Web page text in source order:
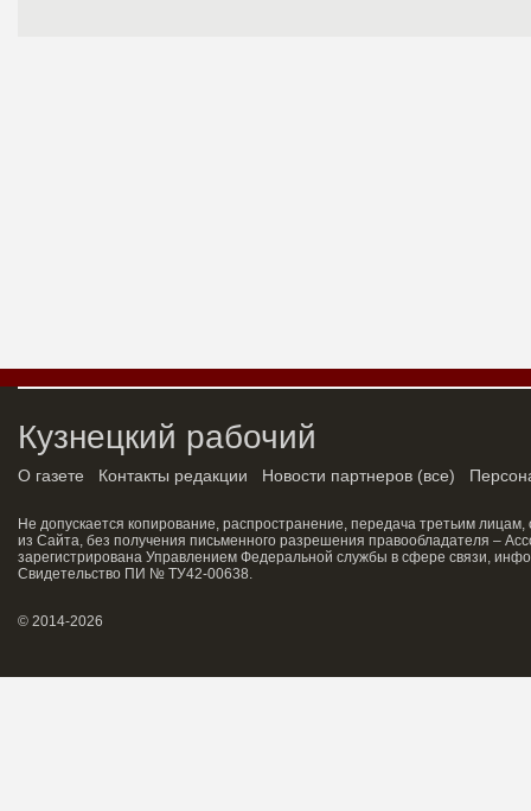
Кузнецкий рабочий
О газете Контакты редакции Новости партнеров (все)
Не допускается копирование, распространение, передача третьим
из Сайта, без получения письменного разрешения правообладателя –
зарегистрирована Управлением Федеральной службы в сфере связи,
Свидетельство ПИ № ТУ42-00638.
© 2014-2026